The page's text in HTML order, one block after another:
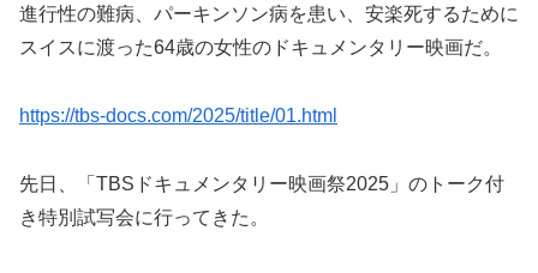
進行性の難病、パーキンソン病を患い、安楽死するために
スイスに渡った64歳の女性のドキュメンタリー映画だ。
https://tbs-docs.com/2025/title/01.html
先日、「TBSドキュメンタリー映画祭2025」のトーク付
き特別試写会に行ってきた。